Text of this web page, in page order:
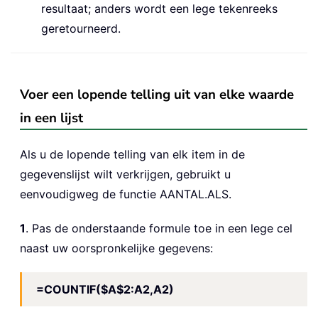
resultaat; anders wordt een lege tekenreeks
geretourneerd.
Voer een lopende telling uit van elke waarde
in een lijst
Als u de lopende telling van elk item in de
gegevenslijst wilt verkrijgen, gebruikt u
eenvoudigweg de functie AANTAL.ALS.
1. Pas de onderstaande formule toe in een lege cel
naast uw oorspronkelijke gegevens:
=COUNTIF($A$2:A2,A2)